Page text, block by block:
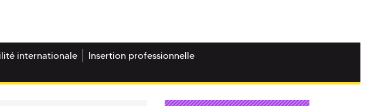
internationale
Insertion professionnelle